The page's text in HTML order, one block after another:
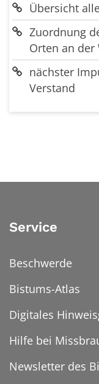
Übersicht
Zuordnung
Orten an der
nächster
Verstand
Service
Beschwerde
Bistums-Atlas
Digitales
Hilfe bei
Newsletter des